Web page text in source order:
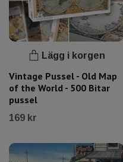
Lägg i korgen
Vintage Pussel - Old Map
of the World - 500 Bitar
pussel
169 kr